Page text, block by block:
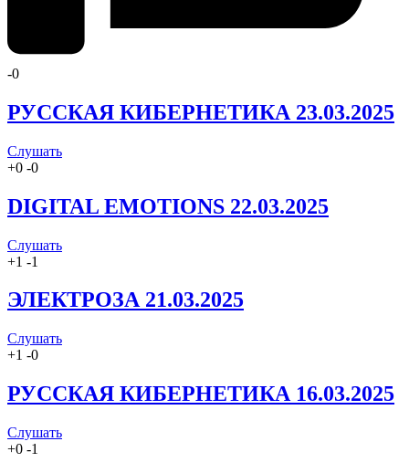
-0
РУССКАЯ КИБЕРНЕТИКА 23.03.2025
Слушать
+0 -0
DIGITAL EMOTIONS 22.03.2025
Слушать
+1 -1
ЭЛЕКТРОЗА 21.03.2025
Слушать
+1 -0
РУССКАЯ КИБЕРНЕТИКА 16.03.2025
Слушать
+0 -1